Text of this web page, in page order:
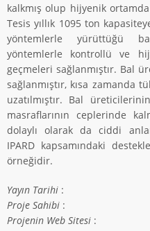
kalkmış olup hijyenik
Tesis yıllık 1095 ton
yöntemlerle yürüttüğü
yöntemlerle kontrollü ve
geçmeleri sağlanmıştır. Bal
sağlanmıştır, kısa zamanda
uzatılmıştır. Bal
masraflarının ceplerinde
dolaylı olarak da ciddi
IPARD kapsamındaki
örneğidir.
Yayın Tarihi :
Proje Sahibi :
Projenin Web Sitesi :